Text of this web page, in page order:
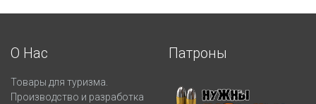
О Нас
Товары для туризма.
Производство и разработка
Патроны